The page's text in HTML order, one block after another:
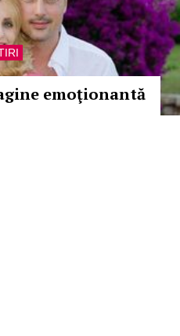
emoţionantă